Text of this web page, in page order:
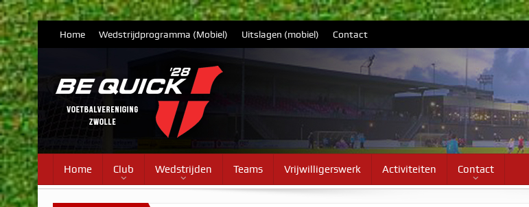
Home Wedstrijdprogramma (Mobiel) Uitslagen (mobiel) Contact
Home Club Wedstrijden Teams Vrijwilligerswerk Activiteiten Contact